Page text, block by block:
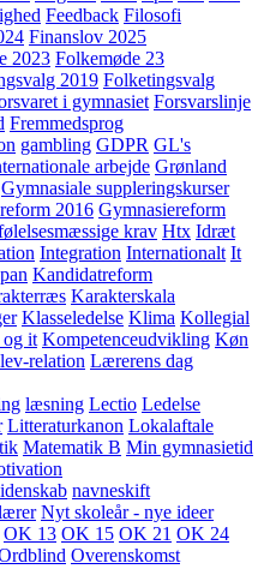
Feedback Filosofi
Finanslov 2025
2023 Folkemøde 23
2019 Folketingsvalg
i gymnasiet Forsvarslinje
Fremmedsprog
gambling GDPR GL's
arbejde Grønland
Gymnasiale suppleringskurser
2016 Gymnasiereform
krav Htx Idræt
Integration Internationalt It
Kandidatreform
Karakterskala
Klasseledelse Klima Kollegial
it Kompetenceudvikling Køn
relation Lærerens dag
læsning Lectio Ledelse
Litteraturkanon Lokalaftale
Matematik B Min gymnasietid
navneskift
Nyt skoleår - nye ideer
OK 13 OK 15 OK 21 OK 24
Overenskomst